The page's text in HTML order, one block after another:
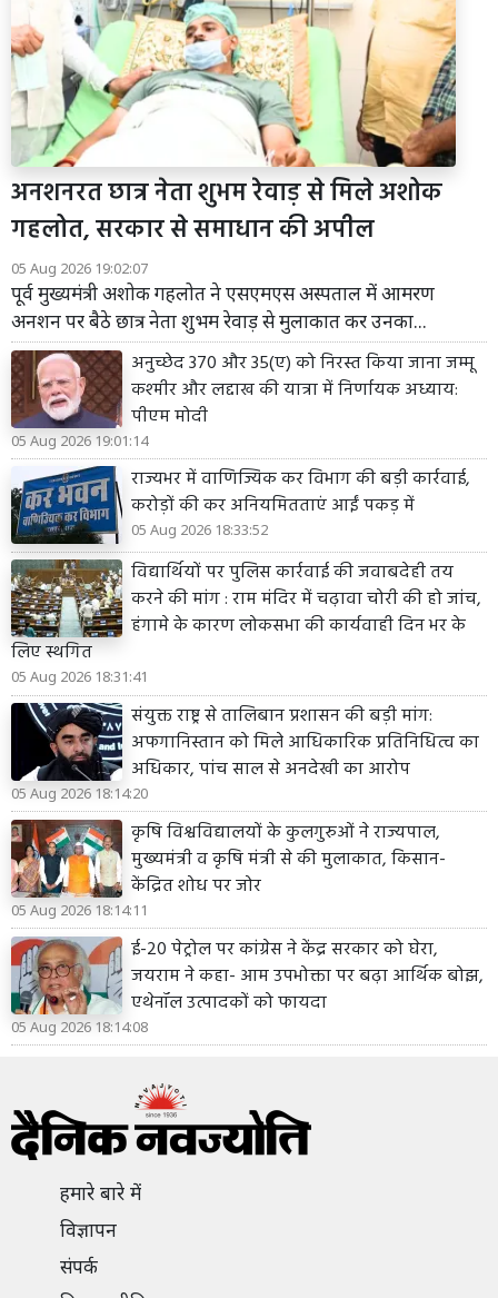
अनशनरत छात्र नेता शुभम रेवाड़ से मिले अशोक
गहलोत, सरकार से समाधान की अपील
05 Aug 2026 19:02:07
पूर्व मुख्यमंत्री अशोक गहलोत ने एसएमएस अस्पताल में आमरण
अनशन पर बैठे छात्र नेता शुभम रेवाड़ से मुलाकात कर उनका...
अनुच्छेद 370 और 35(ए) को निरस्त किया जाना जम्मू
कश्मीर और लद्दाख की यात्रा में निर्णायक अध्याय:
पीएम मोदी
05 Aug 2026 19:01:14
राज्यभर में वाणिज्यिक कर विभाग की बड़ी कार्रवाई,
करोड़ों की कर अनियमितताएं आईं पकड़ में
05 Aug 2026 18:33:52
विद्यार्थियों पर पुलिस कार्रवाई की जवाबदेही तय
करने की मांग : राम मंदिर में चढ़ावा चोरी की हो जांच,
हंगामे के कारण लोकसभा की कार्यवाही दिन भर के
लिए स्थगित
05 Aug 2026 18:31:41
संयुक्त राष्ट्र से तालिबान प्रशासन की बड़ी मांग:
अफगानिस्तान को मिले आधिकारिक प्रतिनिधित्व का
अधिकार, पांच साल से अनदेखी का आरोप
05 Aug 2026 18:14:20
कृषि विश्वविद्यालयों के कुलगुरुओं ने राज्यपाल,
मुख्यमंत्री व कृषि मंत्री से की मुलाकात, किसान-
केंद्रित शोध पर जोर
05 Aug 2026 18:14:11
ई-20 पेट्रोल पर कांग्रेस ने केंद्र सरकार को घेरा,
जयराम ने कहा- आम उपभोक्ता पर बढ़ा आर्थिक बोझ,
एथेनॉल उत्पादकों को फायदा
05 Aug 2026 18:14:08
हमारे बारे में
विज्ञापन
संपर्क